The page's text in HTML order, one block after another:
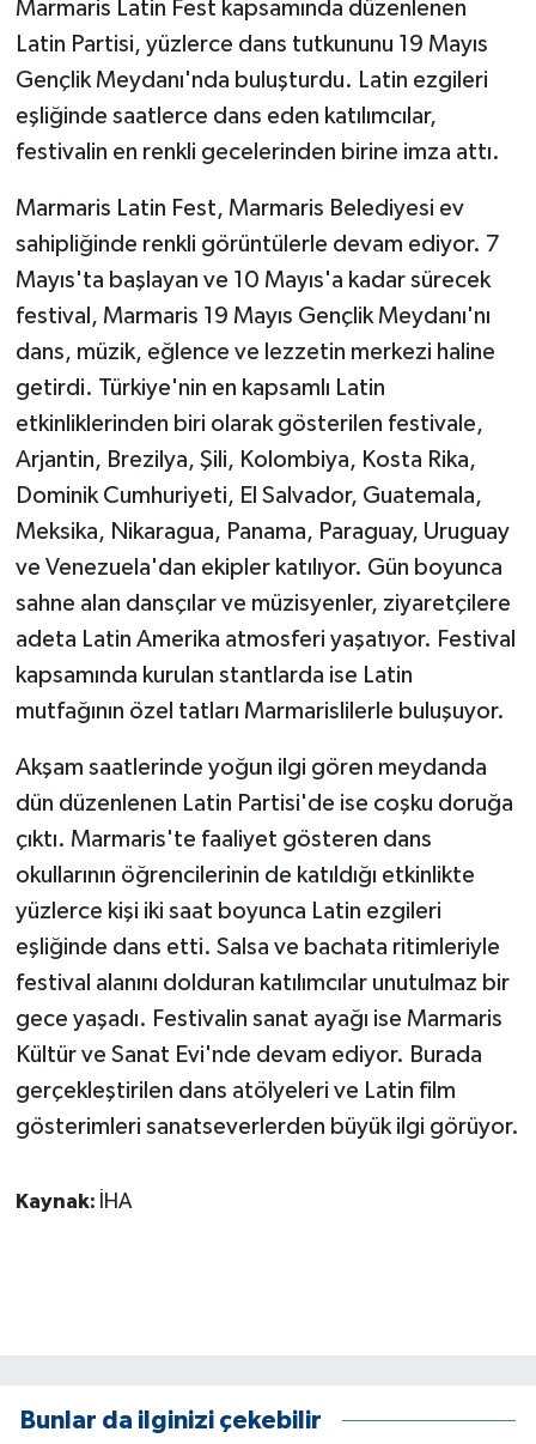
Marmaris Latin Fest kapsamında düzenlenen
Latin Partisi, yüzlerce dans tutkununu 19 Mayıs
Gençlik Meydanı'nda buluşturdu. Latin ezgileri
eşliğinde saatlerce dans eden katılımcılar,
festivalin en renkli gecelerinden birine imza attı.
Marmaris Latin Fest, Marmaris Belediyesi ev
sahipliğinde renkli görüntülerle devam ediyor. 7
Mayıs'ta başlayan ve 10 Mayıs'a kadar sürecek
festival, Marmaris 19 Mayıs Gençlik Meydanı'nı
dans, müzik, eğlence ve lezzetin merkezi haline
getirdi. Türkiye'nin en kapsamlı Latin
etkinliklerinden biri olarak gösterilen festivale,
Arjantin, Brezilya, Şili, Kolombiya, Kosta Rika,
Dominik Cumhuriyeti, El Salvador, Guatemala,
Meksika, Nikaragua, Panama, Paraguay, Uruguay
ve Venezuela'dan ekipler katılıyor. Gün boyunca
sahne alan dansçılar ve müzisyenler, ziyaretçilere
adeta Latin Amerika atmosferi yaşatıyor. Festival
kapsamında kurulan stantlarda ise Latin
mutfağının özel tatları Marmarislilerle buluşuyor.
Akşam saatlerinde yoğun ilgi gören meydanda
dün düzenlenen Latin Partisi'de ise coşku doruğa
çıktı. Marmaris'te faaliyet gösteren dans
okullarının öğrencilerinin de katıldığı etkinlikte
yüzlerce kişi iki saat boyunca Latin ezgileri
eşliğinde dans etti. Salsa ve bachata ritimleriyle
festival alanını dolduran katılımcılar unutulmaz bir
gece yaşadı. Festivalin sanat ayağı ise Marmaris
Kültür ve Sanat Evi'nde devam ediyor. Burada
gerçekleştirilen dans atölyeleri ve Latin film
gösterimleri sanatseverlerden büyük ilgi görüyor.
Kaynak: İHA
Bunlar da ilginizi çekebilir
GENEL
GÜNDEM
HABERDE İNSAN
İş Dünyası
Jandarma
Kadın
KÜLTÜR SANAT
MAGAZİN
Otomobil
POLİTİKA
SİYASET
SPOR HABERLERİ
TEKNOLOJİ
Turizm
ÜLKE GÜNDEMİ